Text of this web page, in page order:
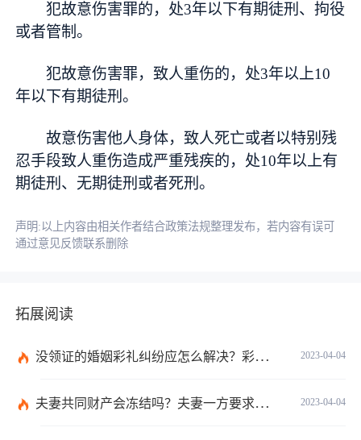
犯故意伤害罪的，处3年以下有期徒刑、拘役
或者管制。
犯故意伤害罪，致人重伤的，处3年以上10
年以下有期徒刑。
故意伤害他人身体，致人死亡或者以特别残
忍手段致人重伤造成严重残疾的，处10年以上有
期徒刑、无期徒刑或者死刑。
声明:以上内容由相关作者结合政策法规整理发布，若内容有误可
通过意见反馈联系删除
拓展阅读
2023-04-04
没领证的婚姻彩礼纠纷应怎么解决？彩礼规定不能超过多少在法律上没有明确规定数额吗？
2023-04-04
夫妻共同财产会冻结吗？夫妻一方要求离婚另一方不同意怎么办？